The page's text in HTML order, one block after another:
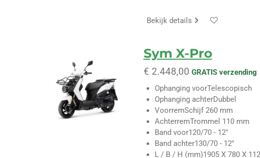
Bekijk details
Sym X-Pro
€ 2.448,00 GRATIS verzending
Ophanging voorTelescopisch
Ophanging achterDubbel
VoorremSchijf 260 mm
AchterremTrommel 110 mm
Band voor120/70 - 12"
Band achter130/70 - 12"
L / B / H (mm)1905 X 780 X